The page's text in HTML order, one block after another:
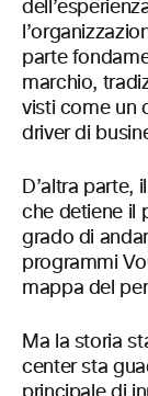
parte
marchio,
visti come un
driver di
D’altra parte,
che detiene il
grado di
programmi
mappa del
Ma la storia
center sta